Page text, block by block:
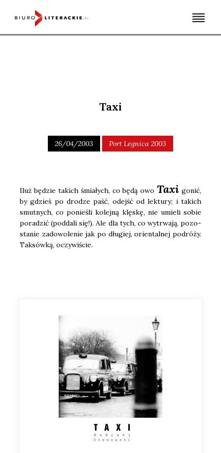
Taxi
26/04/2003 Port Legnica 2003
Iluż będzie takich śmia­łych, co będą owoTaxi gonić,
by gdzieś po dro­dze paść, odejść od lek­tu­ry; i takich
smut­nych, co ponie­śli kolej­ną klę­skę, nie umie­li sobie
pora­dzić (pod­da­li się!). Ale dla tych, co wytrwa­ją, pozo­
sta­nie zado­wo­le­nie jak po dłu­giej, orien­tal­nej podró­ży.
Tak­sów­ką, oczy­wi­ście.